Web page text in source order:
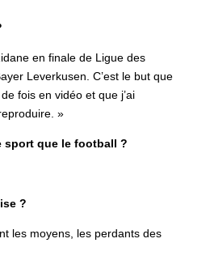
en finale de Ligue des
Leverkusen. C’est le but que
fois en vidéo et que j’ai
»
sport que le football ?
?
les moyens, les perdants des